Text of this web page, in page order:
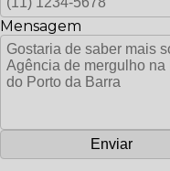
Mensagem